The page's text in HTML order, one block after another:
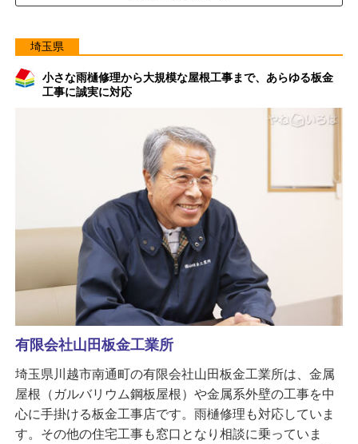
埼玉県
小さな雨樋修理から大規模な屋根工事まで、あらゆる板金
工事に誠実に対応
有限会社山田板金工業所
埼玉県川越市南通町の有限会社山田板金工業所は、金属
屋根（ガルバリウム鋼板屋根）や金属系外壁の工事を中
心に手掛ける板金工事店です。雨樋修理も対応していま
す。その他の住宅工事も窓口となり相談に乗っていま